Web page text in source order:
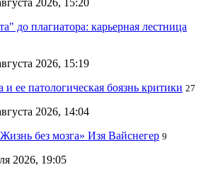
2026, 15:20
до плагиатора: карьерная лестница
2026, 15:19
ее патологическая боязнь критики 27
2026, 14:04
без мозга» Изя Вайснегер 9
2026, 19:05